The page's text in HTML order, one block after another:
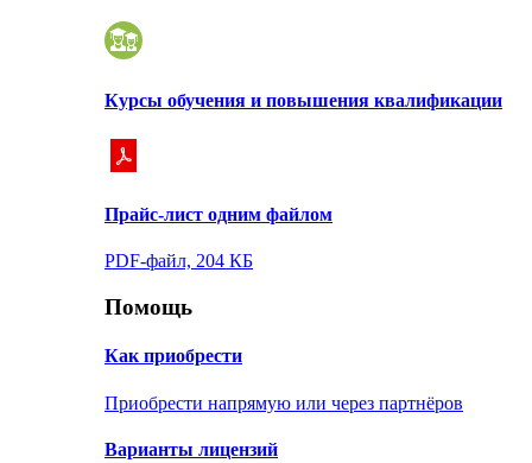
Курсы обучения и повышения квалификации
Прайс-лист одним файлом
PDF-файл, 204 КБ
Помощь
Как приобрести
Приобрести напрямую или через партнёров
Варианты лицензий